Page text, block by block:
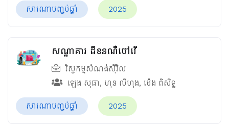
សារណាបញ្ចប់ឆ្នាំ 2025
សណ្ឋាគារ ដឹខនណឺថៅវើ
វិស្វកម្មសំណង់ស៊ីវិល
ឡេង សុធា, ហុន លីហុង, ម៉េង ពិសិទ្ធ
សារណាបញ្ចប់ឆ្នាំ 2025